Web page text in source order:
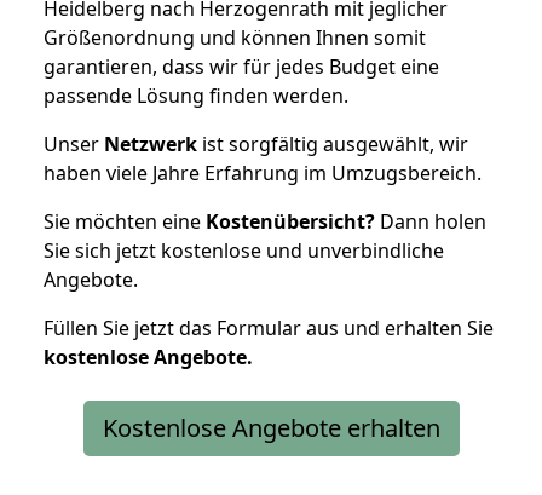
Heidelberg nach Herzogenrath mit jeglicher
Größenordnung und können Ihnen somit
garantieren, dass wir für jedes Budget eine
passende Lösung finden werden.
Unser Netzwerk ist sorgfältig ausgewählt, wir
haben viele Jahre Erfahrung im Umzugsbereich.
Sie möchten eine Kostenübersicht? Dann holen
Sie sich jetzt kostenlose und unverbindliche
Angebote.
Füllen Sie jetzt das Formular aus und erhalten Sie
kostenloseAngebote.
Kostenlose Angebote erhalten